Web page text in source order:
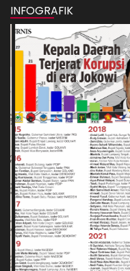
INFOGRAFIK